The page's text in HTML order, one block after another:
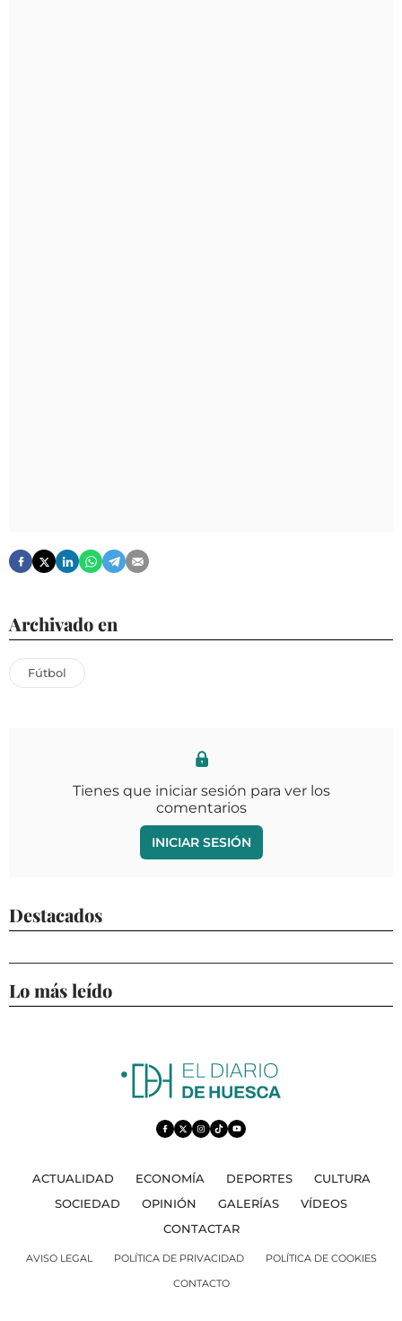
Archivado en
Fútbol
Tienes que iniciar sesión para ver los
comentarios
INICIAR SESIÓN
Destacados
Lo más leído
ACTUALIDAD ECONOMÍA DEPORTES
CULTURA
SOCIEDAD
OPINIÓN GALERÍAS
VÍDEOS
CONTACTAR
AVISO LEGAL POLÍTICA DE PRIVACIDAD
POLÍTICA DE COOKIES
CONTACTO